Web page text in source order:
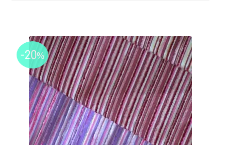
-20%